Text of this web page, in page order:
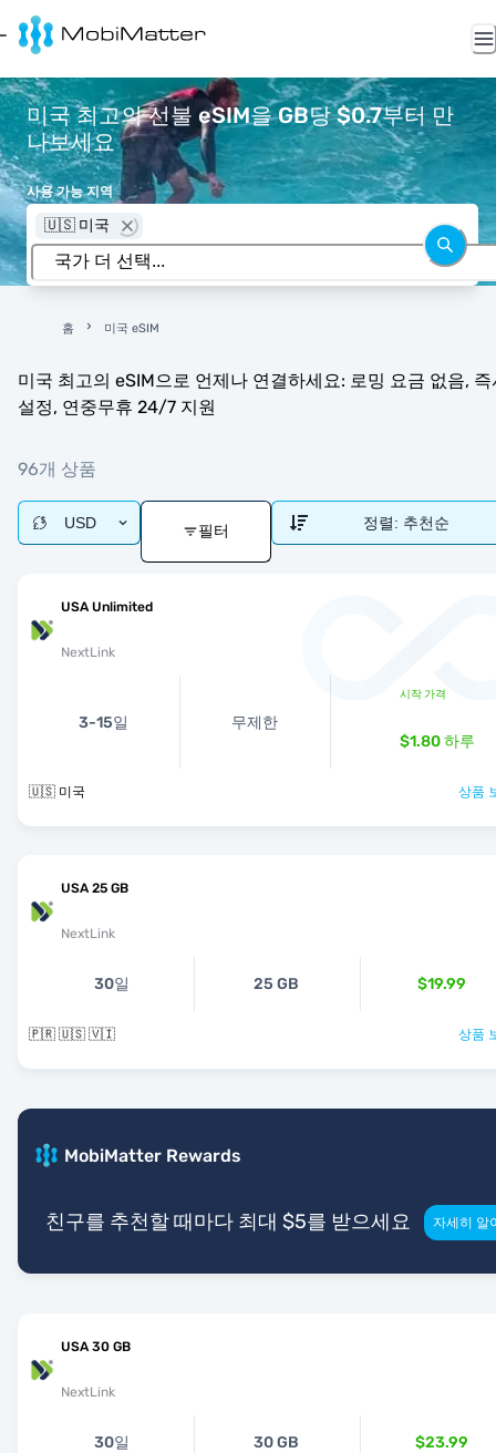
미국 최고의 선불 eSIM을 GB당 $0.7부터 만
나보세요
사용 가능 지역
🇺🇸 미국
홈 미국 eSIM
미국 최고의 eSIM으로 언제나 연결하세요: 로밍 요금 없음, 즉
설정, 연중무휴 24/7 지원
96개 상품
USD 필터 정렬: 추천순
USA Unlimited
NextLink
3-15일 무제한
시작 가격
$1.80하루
🇺🇸 미국 상품
USA 25 GB
NextLink
30일 25 GB $19.99
🇵🇷 🇺🇸 🇻🇮 상품
MobiMatter Rewards
친구를 추천할 때마다 최대 $5를 받으세요 자세히 알
USA 30 GB
NextLink
30일 30 GB $23.99